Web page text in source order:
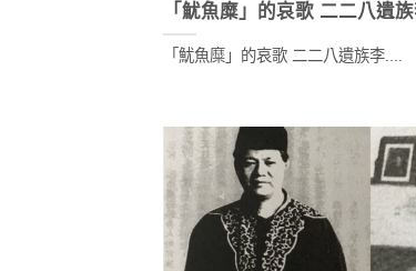
「魷魚糜」的哀歌 二二八遺
「魷魚糜」的哀歌 二二八遺族李....